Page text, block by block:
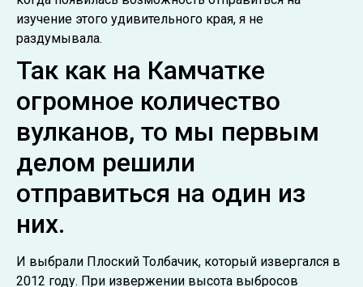
изучение этого удивительного края, я не
раздумывала.
Так как на Камчатке
огромное количество
вулканов, то мы первым
делом решили
отправиться на один из
них.
И выбрали Плоский Толбачик, который извергался в
2012 году. При извержении высота выбросов